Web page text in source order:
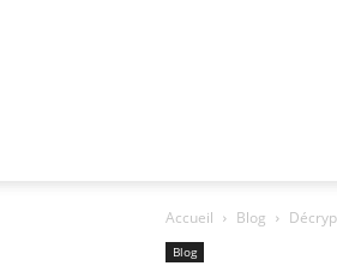
Accueil Blog
Blog